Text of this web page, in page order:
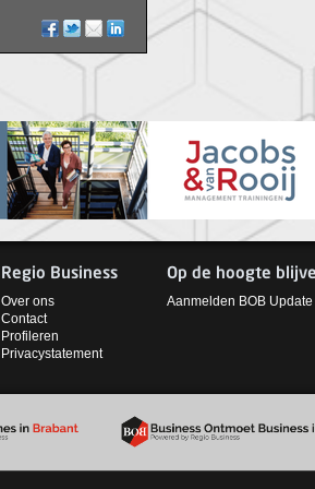
Regio Business
Over ons
Contact
Profileren
Privacystatement
Op de hoogte
Aanmelden BOB Update